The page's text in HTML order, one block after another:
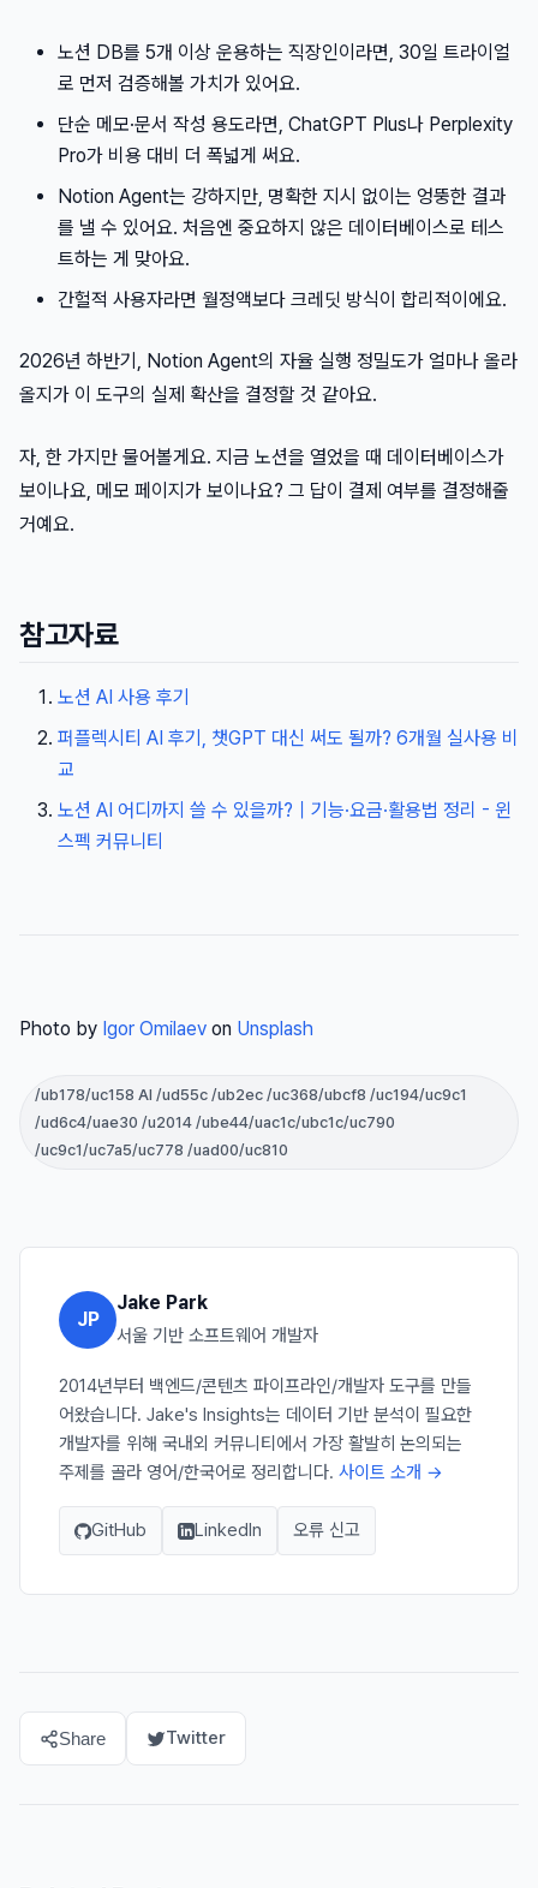
노션 DB를 5개 이상 운용하는 직장인이라면, 30일 트라이얼
로 먼저 검증해볼 가치가 있어요.
단순 메모·문서 작성 용도라면, ChatGPT Plus나 Perplexity
Pro가 비용 대비 더 폭넓게 써요.
Notion Agent는 강하지만, 명확한 지시 없이는 엉뚱한 결과
를 낼 수 있어요. 처음엔 중요하지 않은 데이터베이스로 테스
트하는 게 맞아요.
간헐적 사용자라면 월정액보다 크레딧 방식이 합리적이에요.
2026년 하반기, Notion Agent의 자율 실행 정밀도가 얼마나 올라
올지가 이 도구의 실제 확산을 결정할 것 같아요.
자, 한 가지만 물어볼게요. 지금 노션을 열었을 때 데이터베이스가
보이나요, 메모 페이지가 보이나요? 그 답이 결제 여부를 결정해줄
거예요.
참고자료
노션 AI 사용 후기
퍼플렉시티 AI 후기, 챗GPT 대신 써도 될까? 6개월 실사용 비
교
노션 AI 어디까지 쓸 수 있을까?｜기능·요금·활용법 정리 - 윈
스펙 커뮤니티
Photo by Igor Omilaev on Unsplash
/ub178/uc158 AI /ud55c /ub2ec /uc368/ubcf8 /uc194/uc9c1
/ud6c4/uae30 /u2014 /ube44/uac1c/ubc1c/uc790
/uc9c1/uc7a5/uc778 /uad00/uc810
JP
Jake Park
서울 기반 소프트웨어 개발자
2014년부터 백엔드/콘텐츠 파이프라인/개발자 도구를 만들
어왔습니다. Jake's Insights는 데이터 기반 분석이 필요한
개발자를 위해 국내외 커뮤니티에서 가장 활발히 논의되는
주제를 골라 영어/한국어로 정리합니다. 사이트 소개 →
GitHub LinkedIn 오류 신고
Share Twitter